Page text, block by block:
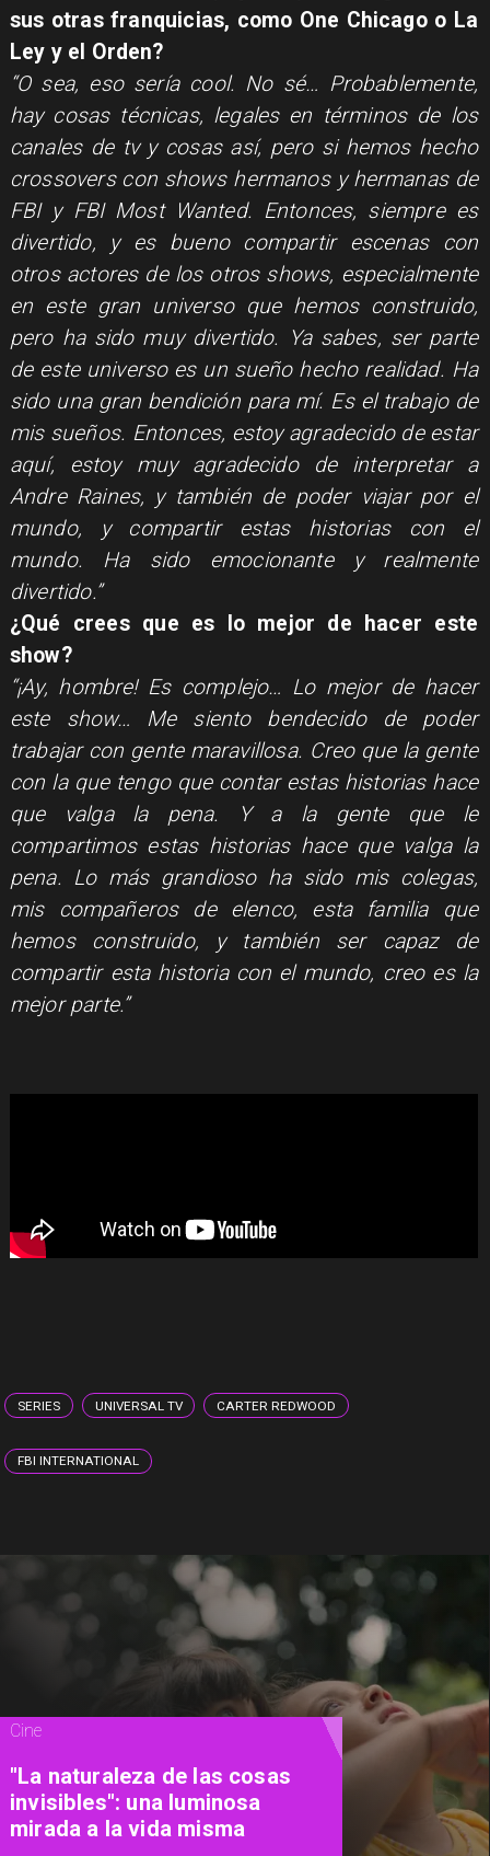
sus otras franquicias, como One Chicago o La
Ley y el Orden?
“O sea, eso sería cool. No sé… Probablemente,
hay cosas técnicas, legales en términos de los
canales de tv y cosas así, pero si hemos hecho
crossovers con shows hermanos y hermanas de
FBI y FBI Most Wanted. Entonces, siempre es
divertido, y es bueno compartir escenas con
otros actores de los otros shows, especialmente
en este gran universo que hemos construido,
pero ha sido muy divertido. Ya sabes, ser parte
de este universo es un sueño hecho realidad. Ha
sido una gran bendición para mí. Es el trabajo de
mis sueños. Entonces, estoy agradecido de estar
aquí, estoy muy agradecido de interpretar a
Andre Raines, y también de poder viajar por el
mundo, y compartir estas historias con el
mundo. Ha sido emocionante y realmente
divertido.”
¿Qué crees que es lo mejor de hacer este
show?
“¡Ay, hombre! Es complejo… Lo mejor de hacer
este show… Me siento bendecido de poder
trabajar con gente maravillosa. Creo que la gente
con la que tengo que contar estas historias hace
que valga la pena. Y a la gente que le
compartimos estas historias hace que valga la
pena. Lo más grandioso ha sido mis colegas,
mis compañeros de elenco, esta familia que
hemos construido, y también ser capaz de
compartir esta historia con el mundo, creo es la
mejor parte.”
SERIES UNIVERSAL TV CARTER REDWOOD
FBI INTERNATIONAL
Magazine
De la calle a los libros: Pablito
Recupera presenta Psicología
Callejera